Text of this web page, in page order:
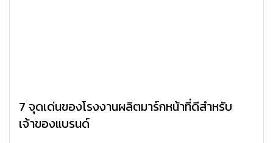
7 จุดเด่นของโรงงานผลิตมาร์กหน้าที่ดีสำหรับ
เจ้าของแบรนด์